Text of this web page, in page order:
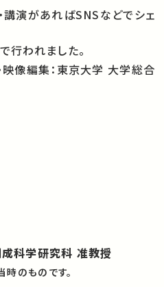
講演があればSNSなどでシェ
行われました。
映像編集：東京大学 大学総合
科学研究科 准教授
のものです。